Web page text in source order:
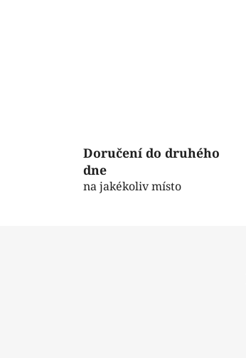
Doručení do druhého
dne
na jakékoliv místo